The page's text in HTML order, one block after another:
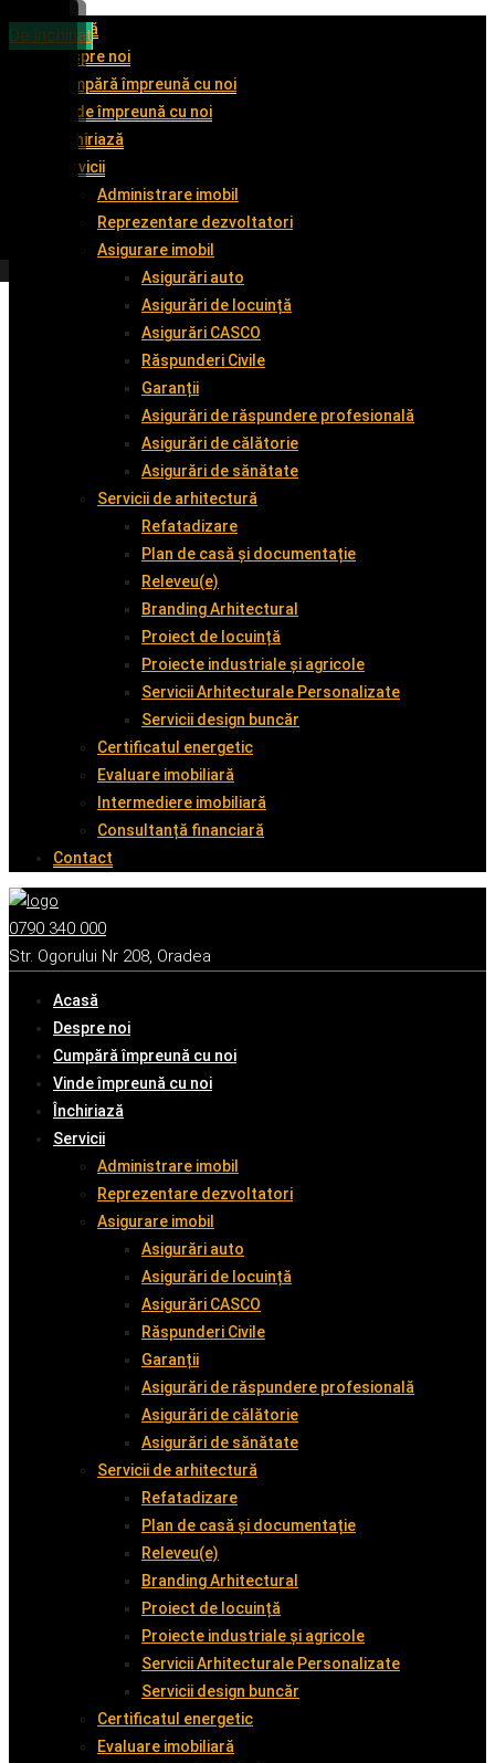
Acasă
Despre noi
Cumpără împreună cu noi
Vinde împreună cu noi
Închiriază
Servicii
Administrare imobil
Reprezentare dezvoltatori
Asigurare imobil
Asigurări auto
Asigurări de locuință
Asigurări CASCO
Răspunderi Civile
Garanții
Asigurări de răspundere profesională
Asigurări de călătorie
Asigurări de sănătate
Servicii de arhitectură
Refatadizare
Plan de casă și documentație
Releveu(e)
Branding Arhitectural
Proiect de locuință
Proiecte industriale și agricole
Servicii Arhitecturale Personalizate
Servicii design buncăr
Certificatul energetic
Evaluare imobiliară
Intermediere imobiliară
Consultanță financiară
Contact
0790 340 000
Str. Ogorului Nr 208, Oradea
Acasă
Despre noi
Cumpără împreună cu noi
Vinde împreună cu noi
Închiriază
Servicii
Administrare imobil
Reprezentare dezvoltatori
Asigurare imobil
Asigurări auto
Asigurări de locuință
Asigurări CASCO
Răspunderi Civile
Garanții
Asigurări de răspundere profesională
Asigurări de călătorie
Asigurări de sănătate
Servicii de arhitectură
Refatadizare
Plan de casă și documentație
Releveu(e)
Branding Arhitectural
Proiect de locuință
Proiecte industriale și agricole
Servicii Arhitecturale Personalizate
Servicii design buncăr
Certificatul energetic
Evaluare imobiliară
De vânzare
De vânzare
De vânzare
De închiriat